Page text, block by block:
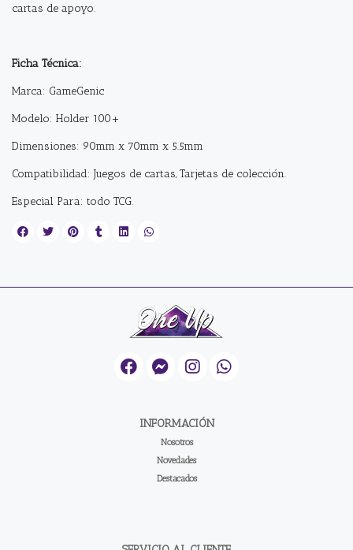
cartas de apoyo.
Ficha Técnica:
Marca: GameGenic
Modelo: Holder 100+
Dimensiones: 90mm x 70mm x 5.5mm
Compatibilidad: Juegos de cartas, Tarjetas de colección.
Especial Para: todo TCG.
INFORMACIÓN
Nosotros
Novedades
Destacados